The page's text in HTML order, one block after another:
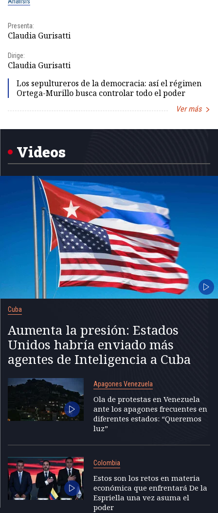
Presenta:
Claudia Gurisatti
Dirige:
Claudia Gurisatti
Los sepultureros de la democracia: así el régimen
Ortega-Murillo busca controlar todo el poder
Ver más
1
Videos
Cuba
Aumenta la presión: Estados
Unidos habría enviado más
agentes de Inteligencia a Cuba
Apagones Venezuela
Ola de protestas en Venezuela
ante los apagones frecuentes en
diferentes estados: “Queremos
luz”
Colombia
Estos son los retos en materia
económica que enfrentará De la
Espriella una vez asuma el
poder